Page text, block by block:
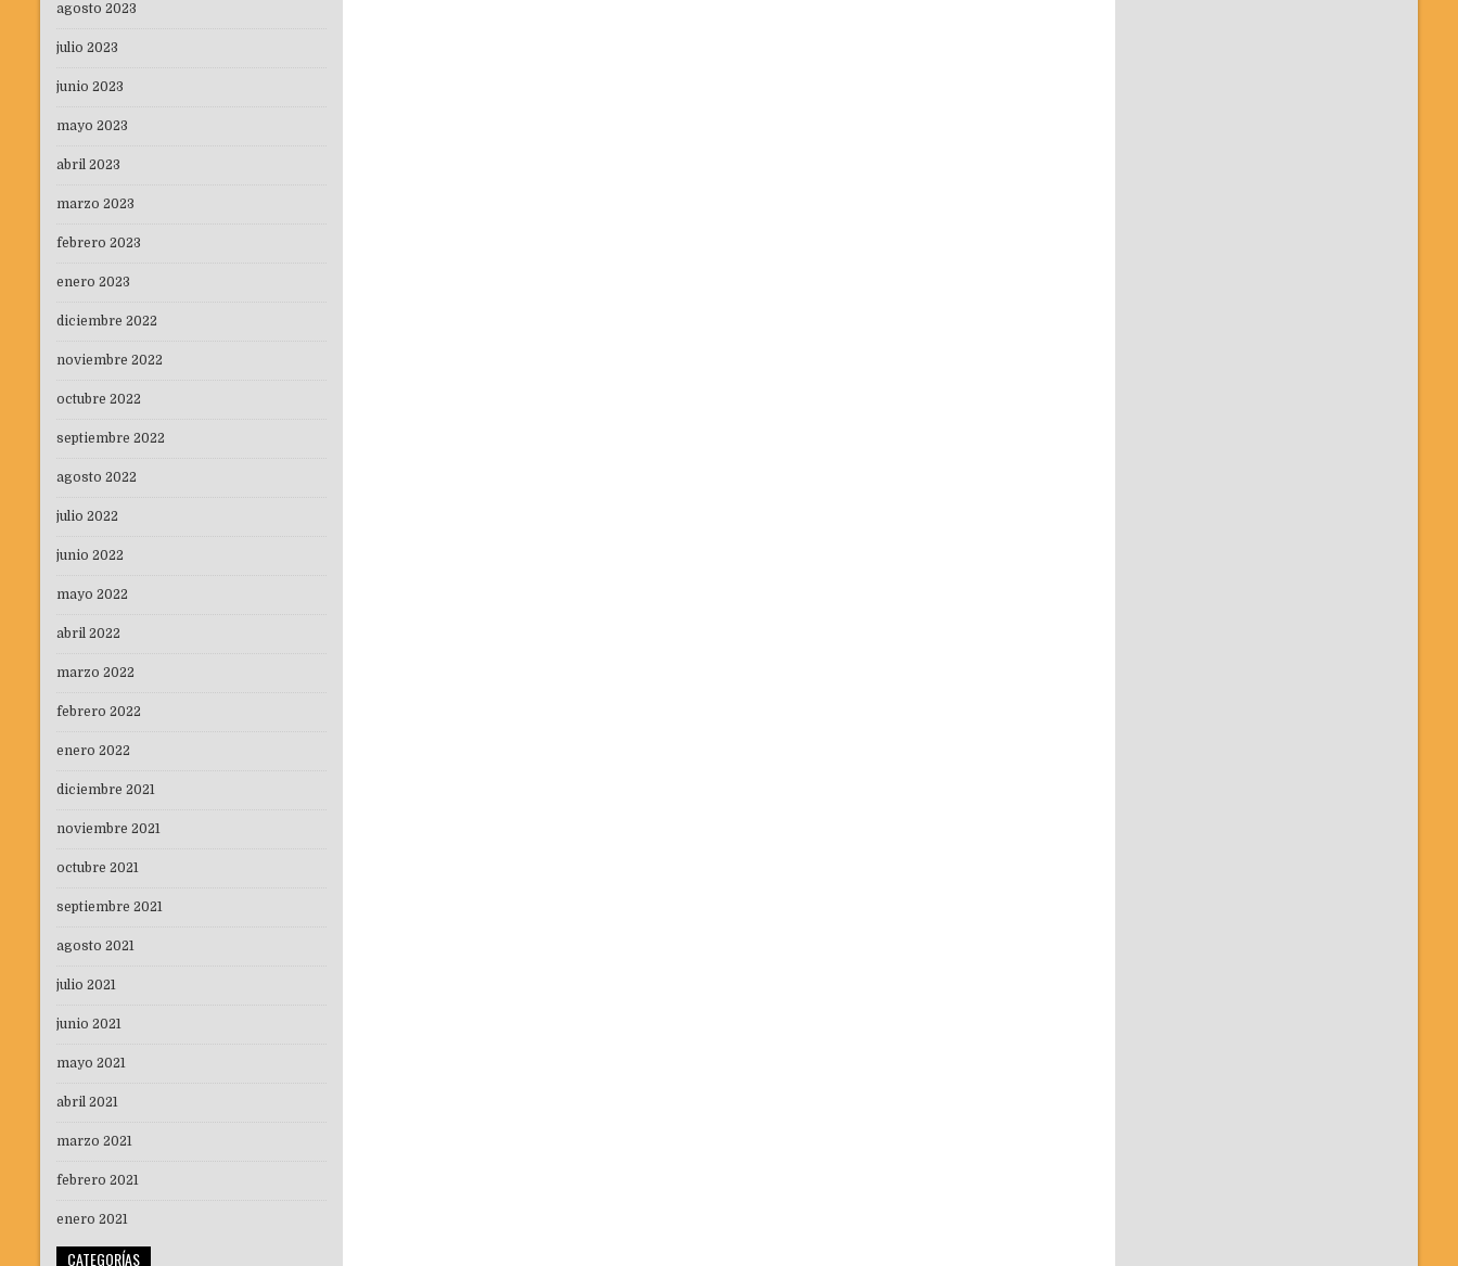
agosto 2023
julio 2023
junio 2023
mayo 2023
abril 2023
marzo 2023
febrero 2023
enero 2023
diciembre 2022
noviembre 2022
octubre 2022
septiembre 2022
agosto 2022
julio 2022
junio 2022
mayo 2022
abril 2022
marzo 2022
febrero 2022
enero 2022
diciembre 2021
noviembre 2021
octubre 2021
septiembre 2021
agosto 2021
julio 2021
junio 2021
mayo 2021
abril 2021
marzo 2021
febrero 2021
enero 2021
CATEGORÍAS